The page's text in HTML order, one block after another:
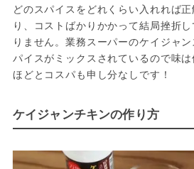
どのスパイスをどれくらい入れれば
り、コストばかりかかって結局挫折
りません。業務スーパーのケイジャ
パイスがミックスされているので味
ほどとコスパも申し分なしです！
ケイジャンチキンの作り方